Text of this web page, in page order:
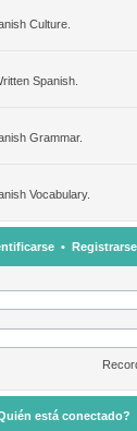
Culture.
Spanish.
Grammar.
Vocabulary.
• Registrarse
está conectado?